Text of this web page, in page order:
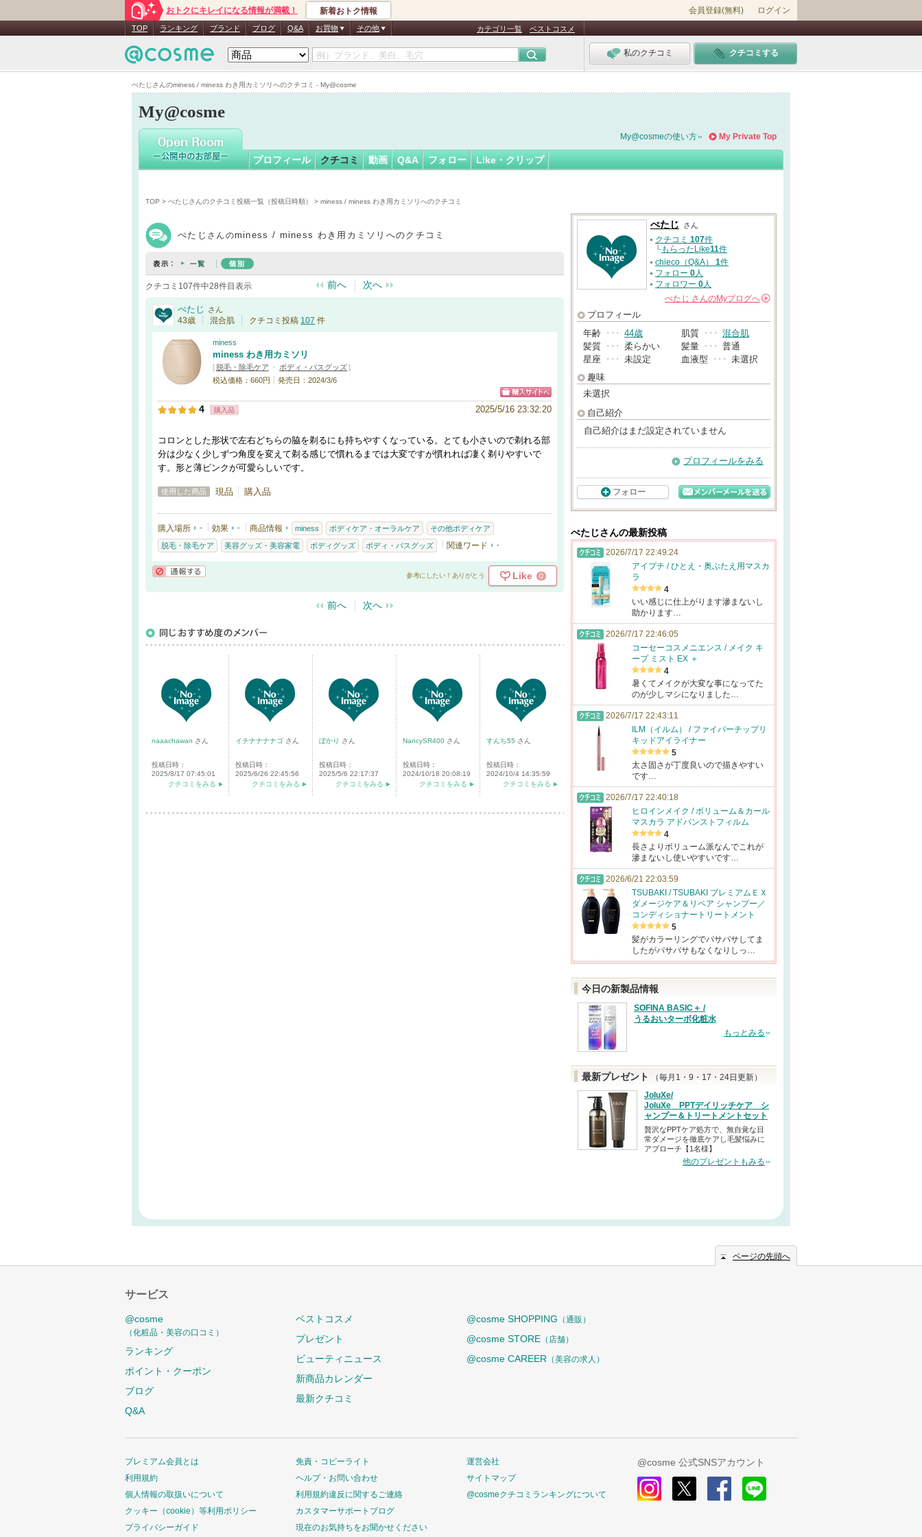
ぺたじさんのminess / miness わき用カミソリへのクチコミ - My@cosme
おトクにキレイになる情報が満載！ 新着おトク情報 会員登録(無料) ログイン
TOP ランキング ブランド ブログ Q&A お買物 その他 カテゴリ一覧 ベストコスメ
私のクチコミ クチコミする
My@cosme
ぺたじさん
My Private Top
My@cosmeの使い方
プロフィール クチコミ 動画 Q&A フォロー Like・クリップ
TOP > ぺたじさんのクチコミ投稿一覧（投稿日時順） > miness / miness わき用カミソリへのクチコミ
ぺたじ さんのminess / miness わき用カミソリへのクチコミ
クチコミ107件中28件目表示 前へ 次へ
ぺたじ さん
43歳 混合肌 クチコミ投稿 107 件
miness
miness わき用カミソリ
[ 脱毛・除毛ケア ・ ボディ・バスグッズ]
税込価格：660円
発売日：2024/3/6
4 購入品 2025/5/16 23:32:20
コロンとした形状で左右どちらの脇を剃るにも持ちやすくなっている。とても小さいので剃れる部
分は少なく少しずつ角度を変えて剃る感じで慣れるまでは大変ですが慣れれば凄く剃りやすいで
す。形と薄ピンクが可愛らしいです。
使用した商品 現品 購入品
購入場所 - 効果 - 商品情報 miness ボディケア・オーラルケア その他ボディケア
脱毛・除毛ケア 美容グッズ・美容家電 ボディグッズ ボディ・バスグッズ 関連ワード -
参考にしたい！ありがとう Like 0
前へ 次へ
naaachawan さん
投稿日時：
2025/8/17 07:45:01
クチコミをみる
イチナナナナゴ さん
投稿日時：
2025/6/26 22:45:56
クチコミをみる
ぼかり さん
投稿日時：
2025/5/6 22:17:37
クチコミをみる
NancySR400 さん
投稿日時：
2024/10/18 20:08:19
クチコミをみる
すんち55 さん
投稿日時：
2024/10/4 14:35:59
クチコミをみる
ぺたじ さん
クチコミ 107件
└もらったLike11件
chieco（Q&A） 1件
フォロー 0人
フォロワー 0人
ぺたじ さんのMyブログへ
プロフィール
年齢 ･･･ 44歳 肌質 ･･･ 混合肌
髪質 ･･･ 柔らかい 髪量 ･･･ 普通
星座 ･･･ 未設定 血液型 ･･･ 未選択
趣味
未選択
自己紹介
自己紹介はまだ設定されていません
プロフィールをみる
フォロー
ぺたじさんの最新投稿
2026/7/17 22:49:24
アイプチ / ひとえ・奥ぶたえ用マスカ
ラ
4
いい感じに仕上がります滲まないし
助かります…
2026/7/17 22:46:05
コーセーコスメニエンス / メイク キ
ープ ミスト EX ＋
4
暑くてメイクが大変な事になってた
のが少しマシになりました…
2026/7/17 22:43:11
ILM（イルム） / ファイバーチップリ
キッドアイライナー
5
太さ固さが丁度良いので描きやすい
です…
2026/7/17 22:40:18
ヒロインメイク / ボリューム＆カール
マスカラ アドバンストフィルム
4
長さよりボリューム派なんでこれが
滲まないし使いやすいです…
2026/6/21 22:03:59
TSUBAKI / TSUBAKI プレミアムＥＸ
ダメージケア＆リペア シャンプー／
コンディショナートリートメント
5
髪がカラーリングでパサパサしてま
したがパサパサもなくなりしっ…
今日の新製品情報
SOFINA BASIC＋ /
うるおいターボ化粧水
もっとみる
最新プレゼント
（毎月1・9・17・24日更新）
JoluXe/
JoluXe PPTデイリッチケア シ
ャンプー＆トリートメントセット
贅沢なPPTケア処方で、無自覚な日
常ダメージを徹底ケアし毛髪悩みに
アプローチ【1名様】
他のプレゼントもみる
ページの先頭へ
サービス
@cosme
（化粧品・美容の口コミ）
ランキング
ポイント・クーポン
ブログ
Q&A
ベストコスメ
プレゼント
ビューティニュース
新商品カレンダー
最新クチコミ
@cosme SHOPPING （通販）
@cosme STORE （店舗）
@cosme CAREER （美容の求人）
プレミアム会員とは
利用規約
個人情報の取扱いについて
クッキー（cookie）等利用ポリシー
プライバシーガイド
免責・コピーライト
ヘルプ・お問い合わせ
利用規約違反に関するご連絡
カスタマーサポートブログ
現在のお気持ちをお聞かせください
運営会社
サイトマップ
@cosmeクチコミランキングについて
@cosme 公式SNSアカウント